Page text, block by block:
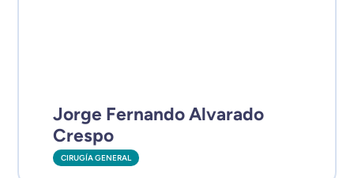
Jorge Fernando Alvarado
Crespo
CIRUGÍA GENERAL